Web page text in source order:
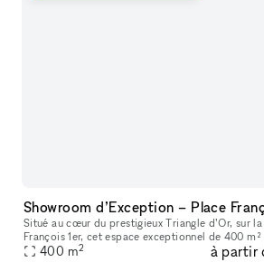
Showroom d’Exception – Place
Situé au cœur du prestigieux Triangle d’Or, sur
François 1er, cet espace exceptionnel de 400
d’un emplacement premium à quelques pas
400 m2 à partir